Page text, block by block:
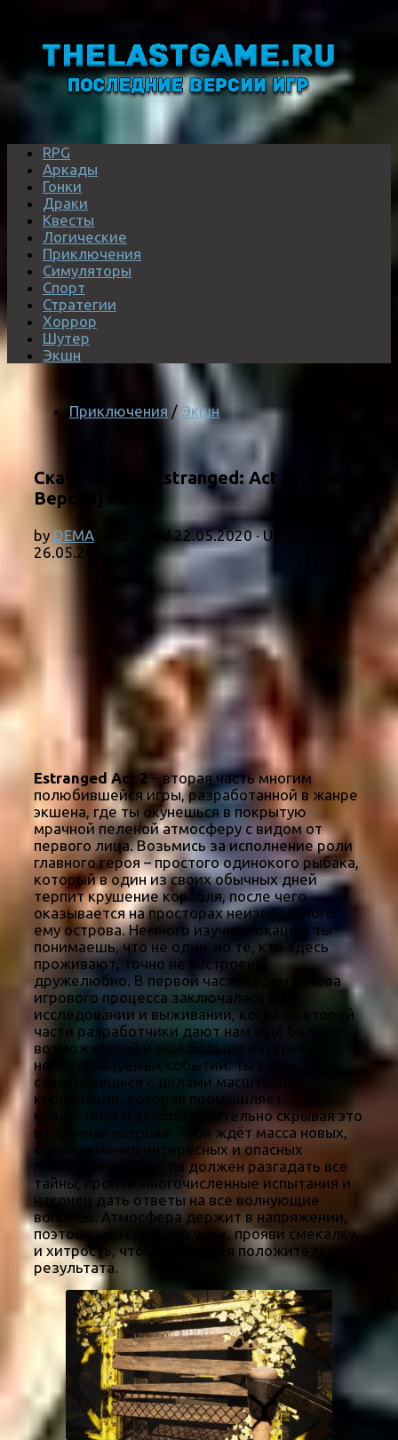
RPG
Аркады
Гонки
Драки
Квесты
Логические
Приключения
Симуляторы
Спорт
Стратегии
Хоррор
Шутер
Экшн
Приключения / Экшн
Скачать игру Estranged: Act II [Новая
Версия] на ПК
by DEMA · Published22.05.2020· Updated
26.05.2020
Estranged Act 2 – вторая часть многим
полюбившейся игры, разработанной в жанре
экшена, где ты окунешься в покрытую
мрачной пеленой атмосферу с видом от
первого лица. Возьмись за исполнение роли
главного героя – простого одинокого рыбака,
который в один из своих обычных дней
терпит крушение корабля, после чего
оказывается на просторах неизведанного
ему острова. Немного изучив локацию ты
понимаешь, что не один, но те, кто здесь
проживают, точно не настроены
дружелюбно. В первой части серии основа
игрового процесса заключалась в
исследовании и выживании, когда во второй
части разработчики дают нам ещё больше
возможностей и ещё больше интересных,
непредсказуемых событий. Ты вновь
сталкиваешься с делами масштабной
корпорации, которая промышляет
коварством и злобой, тщательно скрывая это
в глубинах острова. Тебя ждёт масса новых,
одновременно интересных и опасных
приключений, где ты должен разгадать все
тайны, пройти многочисленные испытания и
наконец дать ответы на все волнующие
вопросы. Атмосфера держит в напряжении,
поэтому не теряй рассудок, прояви смекалку
и хитрость, чтобы добиться положительного
результата.